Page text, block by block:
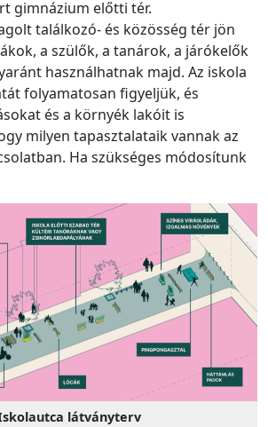
gimnázium előtti tér.
találkozó- és közösség tér jön
a szülők, a tanárok, a járókelők
használhatnak majd. Az iskola
folyamatosan figyeljük, és
és a környék lakóit is
milyen tapasztalataik vannak az
Ha szükséges módosítunk
látványterv